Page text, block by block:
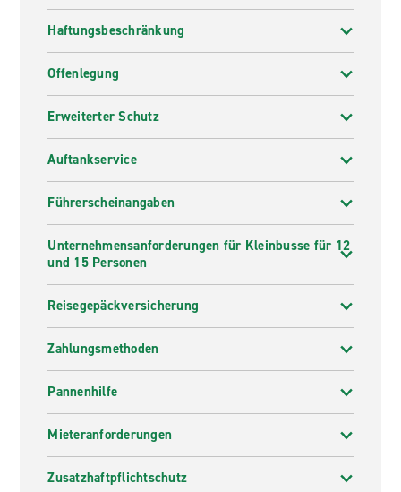
Haftungsbeschränkung
Offenlegung
Erweiterter Schutz
Auftankservice
Führerscheinangaben
Unternehmensanforderungen für Kleinbusse für 12
und 15 Personen
Reisegepäckversicherung
Zahlungsmethoden
Pannenhilfe
Mieteranforderungen
Zusatzhaftpflichtschutz